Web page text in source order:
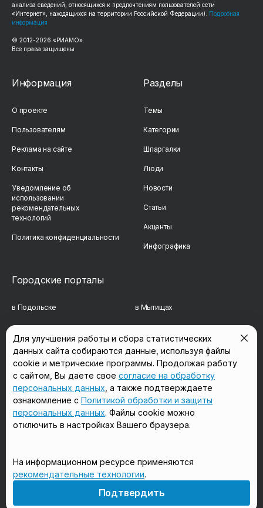
анализа сведений, относящихся к предпочтениям пользователей сети
«Интернет», находящихся на территории Российской Федерации). Подробная
информация
© 2012-2026 «РИАМО».
Все права защищены
Информация
О проекте
Пользователям
Реклама на сайте
Контакты
Уведомление об
использовании
рекомендательных
технологий
Политика конфиденциальности
Разделы
Темы
Категории
Шпаргалки
Люди
Новости
Статьи
Акценты
Инфографика
Городские порталы
в Подольске в Мытищах
в Сергиевом Посаде в Люберцах
в Красногорске в Королёве
в Домодедово в Щёлково
18+
Мы в соцсетях
Для улучшения работы и сбора статистических
данных сайта собираются данные, используя файлы
cookie и метрические программы. Продолжая работу
с сайтом, Вы даете свое согласие на обработку
персональных данных , а также подтверждаете
ознакомление с Политикой обработки и защиты
персональных данных. Файлы cookie можно
отключить в настройках Вашего браузера.
На информационном ресурсе применяются
рекомендательные технологии.
Подтвердить